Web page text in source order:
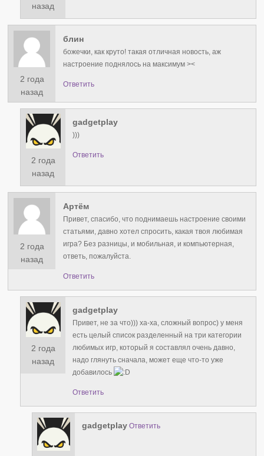
назад
2 года
назад
блин
божечки, как круто! такая отличная новость, аж
настроение поднялось на максимум ><
Ответить
2 года
назад
gadgetplay
)))
Ответить
2 года
назад
Артём
Привет, спасибо, что поднимаешь настроение своими
статьями, давно хотел спросить, какая твоя любимая
игра? Без разницы, и мобильная, и компьютерная,
ответь, пожалуйста.
Ответить
2 года
назад
gadgetplay
Привет, не за что))) ха-ха, сложный вопрос) у меня
есть целый список разделенный на три категории
любимых игр, который я составлял очень давно,
надо глянуть сначала, может еще что-то уже
добавилось
Ответить
gadgetplay Ответить